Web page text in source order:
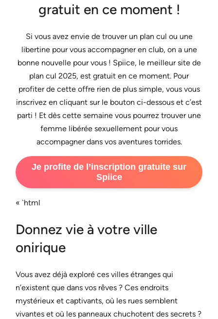
gratuit en ce moment !
Si vous avez envie de trouver un plan cul ou une
libertine pour vous accompagner en club, on a une
bonne nouvelle pour vous ! Spiice, le meilleur site de
plan cul 2025, est gratuit en ce moment. Pour
profiter de cette offre rien de plus simple, vous vous
inscrivez en cliquant sur le bouton ci-dessous et c’est
parti ! Et dès cette semaine vous pourrez trouver une
femme libérée sexuellement pour vous
accompagner dans vos aventures torrides.
Je profite de l’inscription gratuite sur
Spiice
« `html
Donnez vie à votre ville
onirique
Vous avez déjà exploré ces villes étranges qui
n’existent que dans vos rêves ? Ces endroits
mystérieux et captivants, où les rues semblent
vivantes et où les panneaux chuchotent des secrets ?